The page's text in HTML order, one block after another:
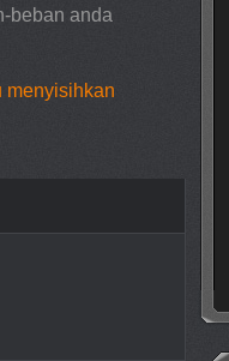
beban anda
menyisihkan